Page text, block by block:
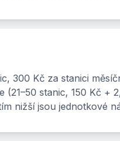
300 Kč za stanici
stanic, 150 Kč +
nižší jsou jednotkové